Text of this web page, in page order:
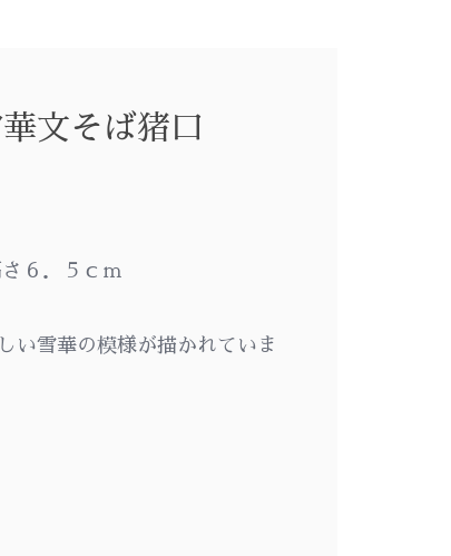
文そば猪口
６．５ｃｍ
い雪華の模様が描かれていま